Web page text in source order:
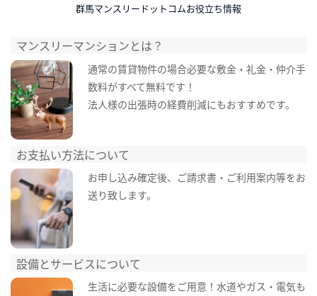
群馬マンスリードットコムお役立ち情報
マンスリーマンションとは？
通常の賃貸物件の場合必要な敷金・礼金・仲介手
数料がすべて無料です！
法人様の出張時の経費削減にもおすすめです。
お支払い方法について
お申し込み確定後、ご請求書・ご利用案内等をお
送り致します。
設備とサービスについて
生活に必要な設備をご用意！水道やガス・電気も